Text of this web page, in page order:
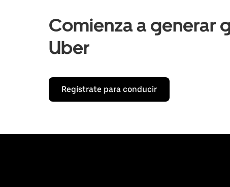
Comienza a generar
Uber
Regístrate para conducir